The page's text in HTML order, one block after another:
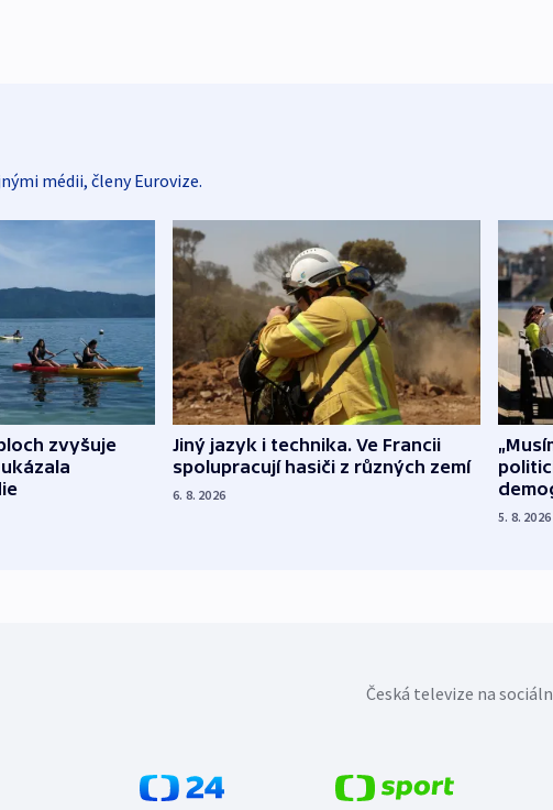
médii, členy Eurovize.
zvyšuje
Jiný jazyk i technika. Ve Francii
spolupracují hasiči z různých zemí
6. 8. 2026
5. 8. 2026
Česká televize na